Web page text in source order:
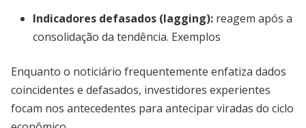
Indicadores defasados (lagging): reagem após a
consolidação da tendência. Exemplos
Enquanto o noticiário frequentemente enfatiza dados
coincidentes e defasados, investidores experientes
focam nos antecedentes para antecipar viradas do ciclo